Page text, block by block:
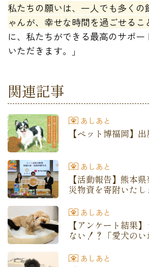
私たちの願いは、一人でも多くの
ゃんが、幸せな時間を過ごせるこ
に、私たちができる最高のサポー
いただきます。」
関連記事
あしあと
【ペット博福岡】
あしあと
【活動報告】熊本
災物資を寄附いたし
あしあと
【アンケート結果
ない！？「愛犬の
あしあと